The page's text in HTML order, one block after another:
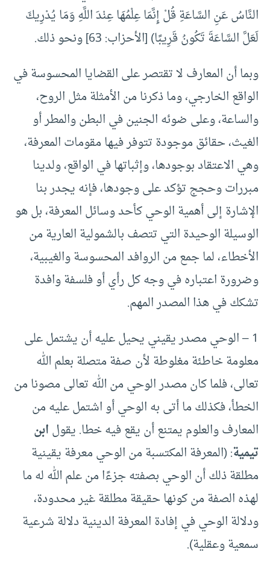
النَّاسُ عَنِ السَّاعَةِ قُلْ إِنَّمَا عِلْمُهَا عِنْدَ اللَّهِ وَمَا يُدْرِيكَ
لَعَلَّ السَّاعَةَ تَكُونُ قَرِيبًا) [الأحزاب: 63] ونحو ذلك.
وبما أن المعارف لا تقتصر على القضايا المحسوسة في
الواقع الخارجي، وما ذكرنا من الأمثلة مثل الروح،
والساعة، وعلى ضوئه الجنين في البطن والمطر أو
الغيث، حقائق موجودة تتوفر فيها مقومات المعرفة،
وهي الاعتقاد بوجودها، وإثباتها في الواقع، ولدينا
مبررات وحجج تؤكد على وجودها، فإنه يجدر بنا
الإشارة إلى أهمية الوحي كأحد وسائل المعرفة، بل هو
الوسيلة الوحيدة التي تتصف بالشمولية العارية من
الأخطاء، لما جمع من الروافد المحسوسة والغيبية،
وضرورة اعتباره في وجه كل رأي أو فلسفة وافدة
تشكك في هذا المصدر المهم.
1 – الوحي مصدر يقيني يحيل عليه أن يشتمل على
معلومة خاطئة مغلوطة لأن صفة متصلة بعلم الله
تعالى، فلما كان مصدر الوحي من الله تعالى مصونا من
الخطأ، فكذلك ما أتى به الوحي أو اشتمل عليه من
المعارف والعلوم يمتنع أن يقع فيه خطا. يقولابن
تيمية: (المعرفة المكتسبة من الوحي معرفة يقينية
مطلقة ذلك أن الوحي بصفته جزءًا من علم الله له ما
لهذه الصفة من كونها حقيقة مطلقة غير محدودة،
ودلالة الوحي في إفادة المعرفة الدينية دلالة شرعية
سمعية وعقلية).